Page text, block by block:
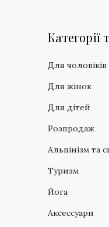
Категорії
Для чоловіків
Для жінок
Для дітей
Розпродаж
Альпінізм та
Туризм
Йога
Аксессуари